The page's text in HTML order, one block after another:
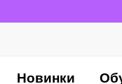
Новинки